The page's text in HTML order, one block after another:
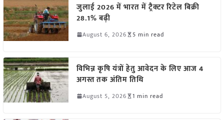
जुलाई 2026 में भारत में ट्रैक्टर रिटेल बिक्री
28.1% बढ़ी
August 6, 2026 5 min read
विभिन्न कृषि यंत्रों हेतु आवेदन के लिए आज 4
अगस्त तक अंतिम तिथि
August 5, 2026 1 min read